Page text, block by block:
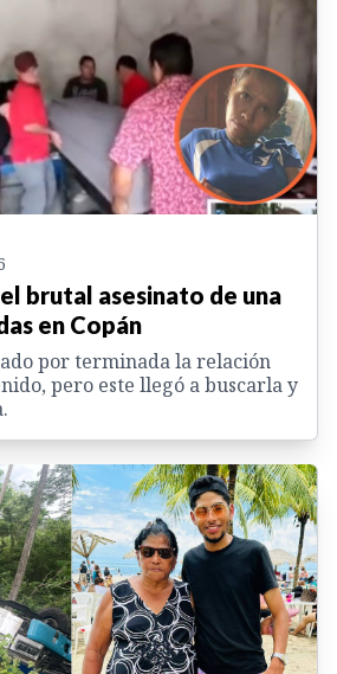
brutal asesinato de una
en Copán
por terminada la relación
pero este llegó a buscarla y